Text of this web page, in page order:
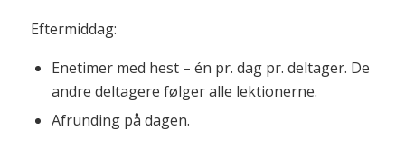
Eftermiddag:
Enetimer med hest – én pr. dag pr. deltager. De
andre deltagere følger alle lektionerne.
Afrunding på dagen.